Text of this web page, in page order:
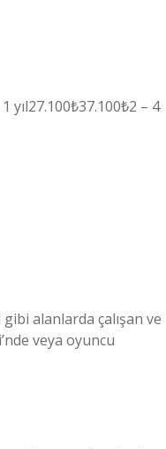
– 4
alanlarda çalışan ve
veya oyuncu